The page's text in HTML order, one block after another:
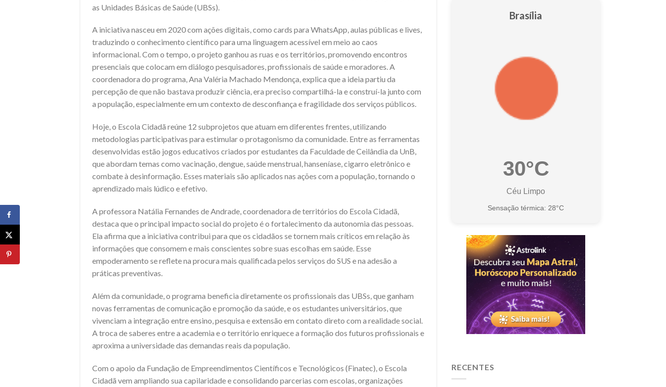
as Unidades Básicas de Saúde (UBSs).
A iniciativa nasceu em 2020 com ações digitais, como cards para WhatsApp, aulas públicas e lives,
traduzindo o conhecimento científico para uma linguagem acessível em meio ao caos
informacional. Com o tempo, o projeto ganhou as ruas e os territórios, promovendo encontros
presenciais que colocam em diálogo pesquisadores, profissionais de saúde e moradores. A
coordenadora do programa, Ana Valéria Machado Mendonça, explica que a ideia partiu da
percepção de que não bastava produzir ciência, era preciso compartilhá-la e construí-la junto com
a população, especialmente em um contexto de desconfiança e fragilidade dos serviços públicos.
Hoje, o Escola Cidadã reúne 12 subprojetos que atuam em diferentes frentes, utilizando
metodologias participativas para estimular o protagonismo da comunidade. Entre as ferramentas
desenvolvidas estão jogos educativos criados por estudantes da Faculdade de Ceilândia da UnB,
que abordam temas como vacinação, dengue, saúde menstrual, hanseníase, cigarro eletrônico e
combate à desinformação. Esses materiais são aplicados nas ações com a população, tornando o
aprendizado mais lúdico e efetivo.
A professora Natália Fernandes de Andrade, coordenadora de territórios do Escola Cidadã,
destaca que o principal impacto social do projeto é o fortalecimento da autonomia das pessoas.
Ela afirma que a iniciativa contribui para que os cidadãos se tornem mais críticos em relação às
informações que consomem e mais conscientes sobre suas escolhas em saúde. Esse
empoderamento se reflete na procura mais qualificada pelos serviços do SUS e na adesão a
práticas preventivas.
Além da comunidade, o programa beneficia diretamente os profissionais das UBSs, que ganham
novas ferramentas de comunicação e promoção da saúde, e os estudantes universitários, que
vivenciam a integração entre ensino, pesquisa e extensão em contato direto com a realidade social.
A troca de saberes entre a academia e o território enriquece a formação dos futuros profissionais e
aproxima a universidade das demandas reais da população.
Com o apoio da Fundação de Empreendimentos Científicos e Tecnológicos (Finatec), o Escola
Cidadã vem ampliando sua capilaridade e consolidando parcerias com escolas, organizações
Brasília
30°C
Céu Limpo
Sensação térmica: 28°C
RECENTES